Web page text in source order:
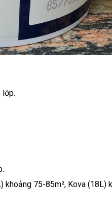
lớp.
khoảng 75-85m², Kova (18L)